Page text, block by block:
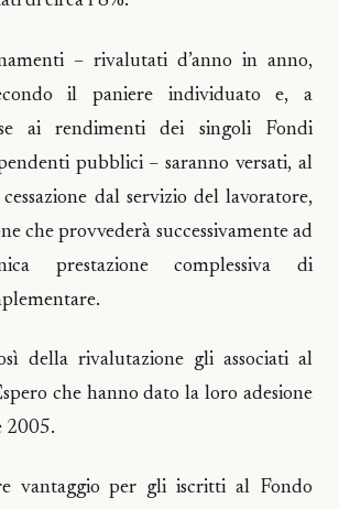
– rivalutati d’anno in anno,
il paniere individuato e, a
ai rendimenti dei singoli Fondi
pubblici – saranno versati, al
dal servizio del lavoratore,
che provvederà successivamente ad
prestazione complessiva di
della rivalutazione gli associati al
che hanno dato la loro adesione
2005.
vantaggio per gli iscritti al Fondo